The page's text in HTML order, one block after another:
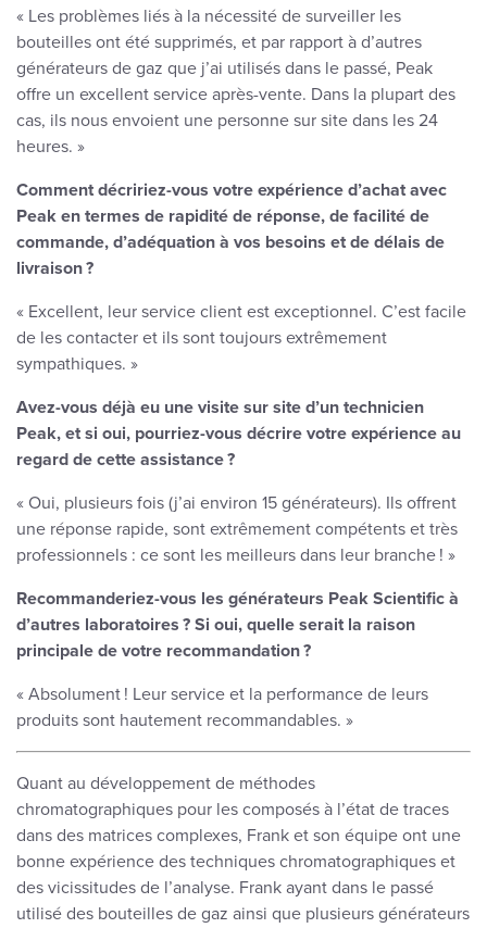
« Les problèmes liés à la nécessité de surveiller les
bouteilles ont été supprimés, et par rapport à d’autres
générateurs de gaz que j’ai utilisés dans le passé, Peak
offre un excellent service après-vente. Dans la plupart des
cas, ils nous envoient une personne sur site dans les 24
heures. »
Comment décririez-vous votre expérience d’achat avec
Peak en termes de rapidité de réponse, de facilité de
commande, d’adéquation à vos besoins et de délais de
livraison ?
« Excellent, leur service client est exceptionnel. C’est facile
de les contacter et ils sont toujours extrêmement
sympathiques. »
Avez-vous déjà eu une visite sur site d’un technicien
Peak, et si oui, pourriez-vous décrire votre expérience au
regard de cette assistance ?
« Oui, plusieurs fois (j’ai environ 15 générateurs). Ils offrent
une réponse rapide, sont extrêmement compétents et très
professionnels : ce sont les meilleurs dans leur branche ! »
Recommanderiez-vous les générateurs Peak Scientific à
d’autres laboratoires ? Si oui, quelle serait la raison
principale de votre recommandation ?
« Absolument ! Leur service et la performance de leurs
produits sont hautement recommandables. »
Quant au développement de méthodes
chromatographiques pour les composés à l’état de traces
dans des matrices complexes, Frank et son équipe ont une
bonne expérience des techniques chromatographiques et
des vicissitudes de l’analyse. Frank ayant dans le passé
utilisé des bouteilles de gaz ainsi que plusieurs générateurs